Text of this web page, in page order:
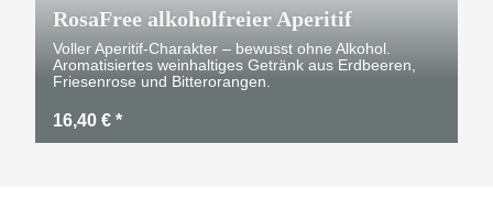
RosaFree alkoholfreier Aperitif
Voller Aperitif-Charakter – bewusst ohne Alkohol.
Aromatisiertes weinhaltiges Getränk aus Erdbeeren,
Friesenrose und Bitterorangen.
16,40 € *